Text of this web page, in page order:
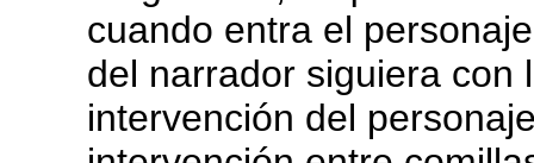
cuando entra el
del narrador siguiera con
intervención del